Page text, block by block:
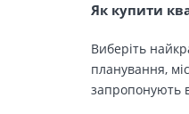
Як купити
Виберіть
планування,
запропонують